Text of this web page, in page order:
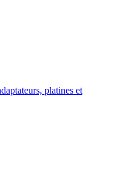
platines et